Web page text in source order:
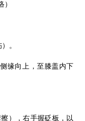
。
缘向上，至膝盖内下
），右手握砭板，以